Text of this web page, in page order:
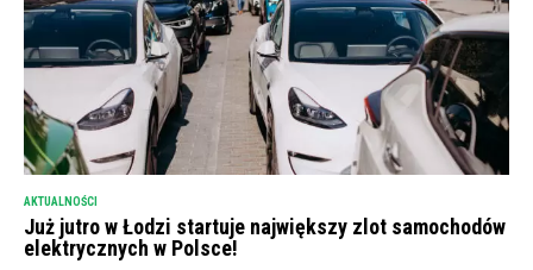
AKTUALNOŚCI
Już jutro w Łodzi startuje największy zlot samochodów
elektrycznych w Polsce!